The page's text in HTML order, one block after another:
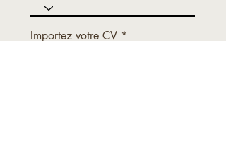
Importez votre CV